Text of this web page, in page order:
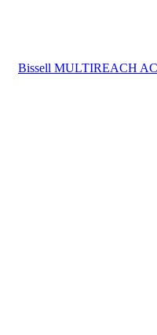
Bissell MULTIREACH